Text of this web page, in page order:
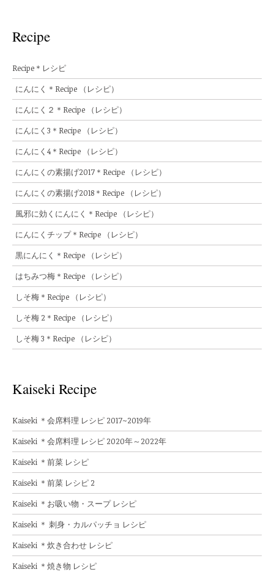
Recipe
Recipe＊レシピ
にんにく＊Recipe （レシピ）
にんにく２＊Recipe （レシピ）
にんにく3＊Recipe （レシピ）
にんにく4＊Recipe （レシピ）
にんにくの素揚げ2017＊Recipe （レシピ）
にんにくの素揚げ2018＊Recipe （レシピ）
風邪に効くにんにく＊Recipe （レシピ）
にんにくチップ＊Recipe （レシピ）
黒にんにく＊Recipe （レシピ）
はちみつ梅＊Recipe （レシピ）
しそ梅＊Recipe （レシピ）
しそ梅 2＊Recipe （レシピ）
しそ梅 3＊Recipe （レシピ）
Kaiseki Recipe
Kaiseki ＊会席料理 レシピ 2017~2019年
Kaiseki ＊会席料理 レシピ 2020年～2022年
Kaiseki ＊前菜 レシピ
Kaiseki ＊前菜 レシピ 2
Kaiseki ＊お吸い物・スープ レシピ
Kaiseki ＊ 刺身・カルパッチョ レシピ
Kaiseki ＊炊き合わせ レシピ
Kaiseki ＊焼き物 レシピ